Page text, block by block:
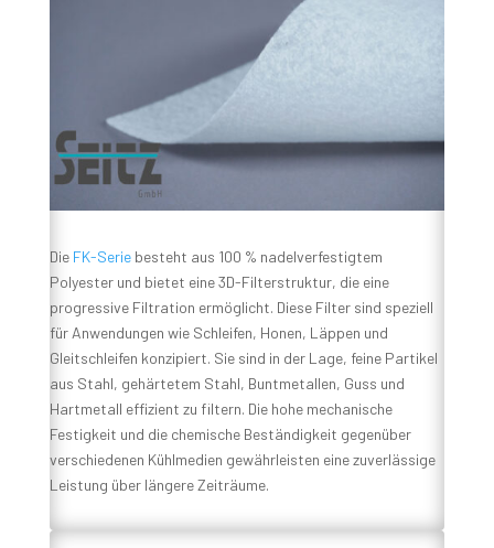
DieFK-Seriebesteht aus 100 % nadelverfestigtem
Polyester und bietet eine 3D-Filterstruktur, die eine
progressive Filtration ermöglicht. Diese Filter sind speziell
für Anwendungen wie Schleifen, Honen, Läppen und
Gleitschleifen konzipiert. Sie sind in der Lage, feine Partikel
aus Stahl, gehärtetem Stahl, Buntmetallen, Guss und
Hartmetall effizient zu filtern. Die hohe mechanische
Festigkeit und die chemische Beständigkeit gegenüber
verschiedenen Kühlmedien gewährleisten eine zuverlässige
Leistung über längere Zeiträume.